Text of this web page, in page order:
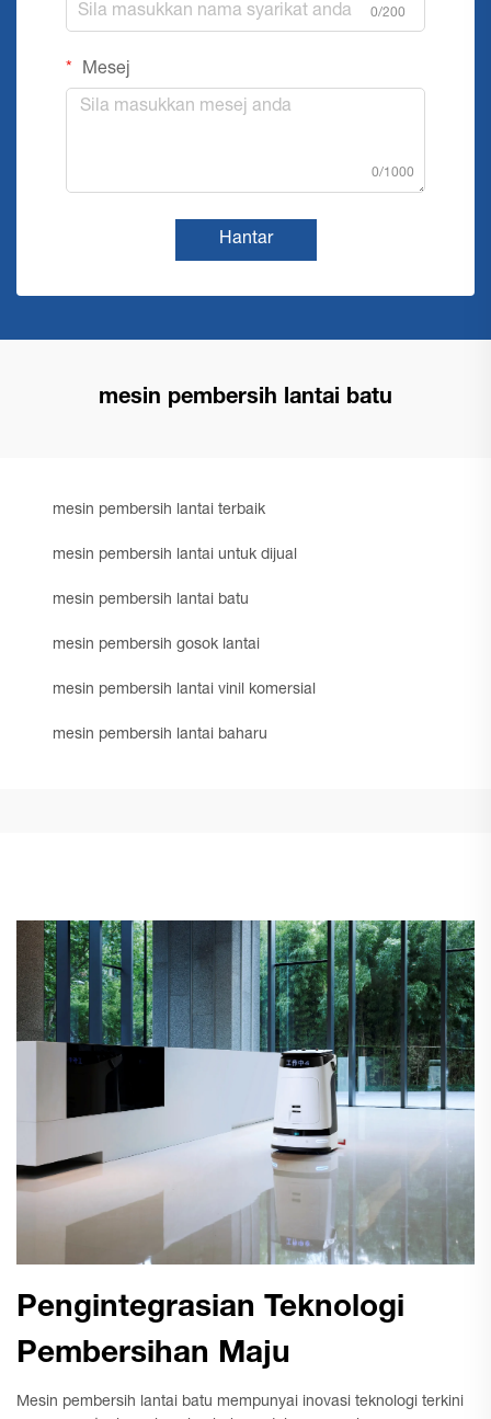
0/200
Mesej
0/1000
Hantar
mesin pembersih lantai batu
mesin pembersih lantai terbaik
mesin pembersih lantai untuk dijual
mesin pembersih lantai batu
mesin pembersih gosok lantai
mesin pembersih lantai vinil komersial
mesin pembersih lantai baharu
Pengintegrasian Teknologi
Pembersihan Maju
Mesin pembersih lantai batu mempunyai inovasi teknologi terkini